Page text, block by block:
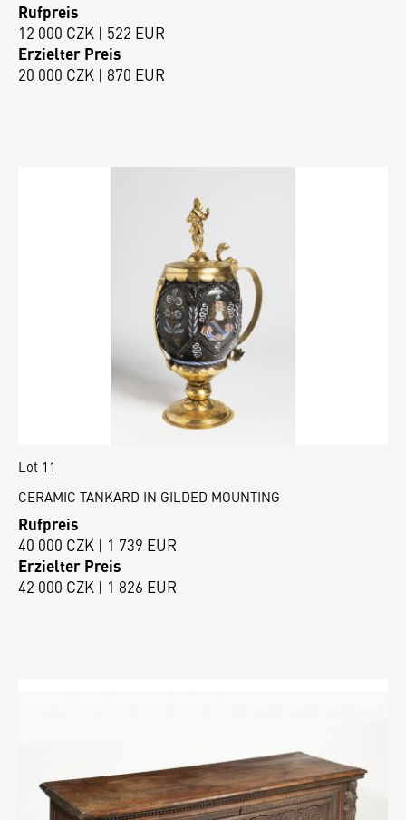
Rufpreis
12 000 CZK | 522 EUR
Erzielter Preis
20 000 CZK | 870 EUR
Lot 11
CERAMIC TANKARD IN GILDED MOUNTING
Rufpreis
40 000 CZK | 1 739 EUR
Erzielter Preis
42 000 CZK | 1 826 EUR